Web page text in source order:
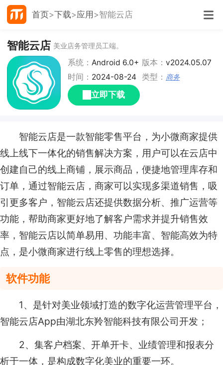
首页 下载 应用 智能云店
智能云店 美业店务管理员工端。
系统：Android 6.0+ 版本： v2024.05.07
时间： 2024-08-24 类型： 商务
立即下载
智能云店是一款智能零售平台，为小微商家提供
线上线下一体化的销售解决方案，用户可以在云店中
创建自己的线上商铺，展示商品，便捷地管理库存和
订单，通过智能云店，商家可以实现多渠道销售，吸
引更多客户，智能云店还提供数据分析、推广运营等
功能，帮助商家更好地了解客户需求并提升销售效
率，智能云店以简单易用、功能丰富、智能高效为特
点，是小微商家进行线上零售的理想选择。
软件功能
1、是针对美业领域打造的数字化运营管理平台，
智能云店App由湖北东羚智能科技有限公司开发；
2、集客户档案、开单开卡、业绩管理和报表分
析于一体，是构成数字化美业的重要一环。